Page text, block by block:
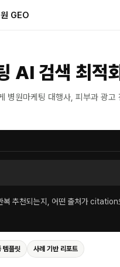
GEO
AI 검색 최적
병원마케팅 대행사, 피부과 광
추천되는지, 어떤 출처가 citation
템플릿 사례 기반 리포트